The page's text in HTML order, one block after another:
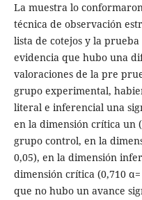
La muestra lo
técnica de observación
lista de cotejos y la
evidencia que hubo una
valoraciones de la pre
grupo experimental,
literal e inferencial una
en la dimensión crítica un
grupo control, en la
0,05), en la dimensión
dimensión crítica (0,710
que no hubo un avance